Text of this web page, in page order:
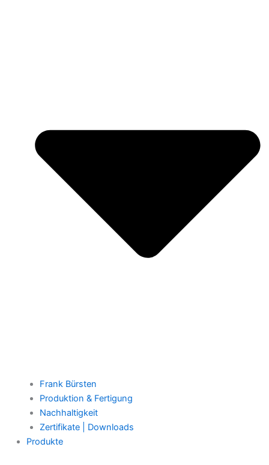
Frank Bürsten
Produktion & Fertigung
Nachhaltigkeit
Zertifikate | Downloads
Produkte